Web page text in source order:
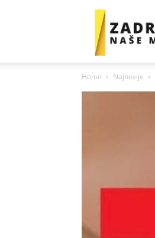
Zadrugar
Home Najnovije